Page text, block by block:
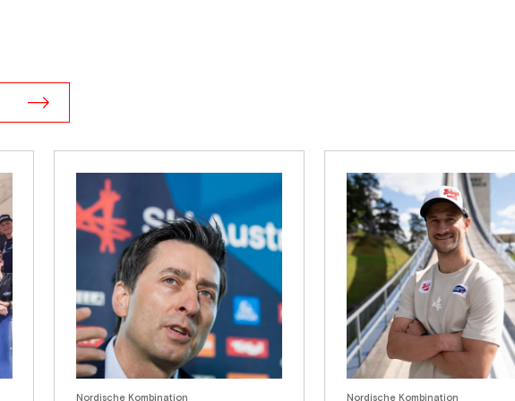
Nordische Kombination Nordische Kombination